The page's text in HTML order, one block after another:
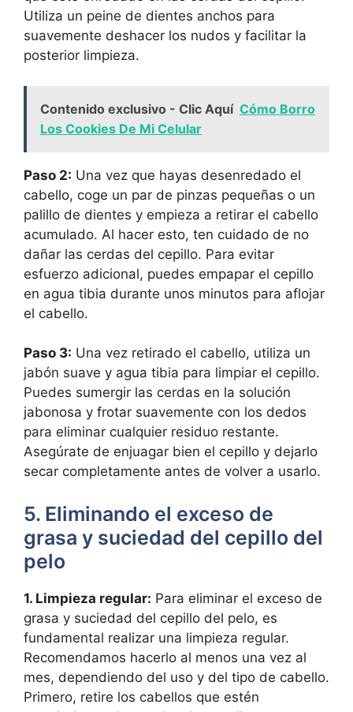
Utiliza un peine de dientes anchos para
suavemente deshacer los nudos y facilitar la
posterior limpieza.
Contenido exclusivo - Clic Aquí Cómo Borro
Los Cookies De Mi Celular
Paso 2: Una vez que hayas desenredado el
cabello, coge un par de pinzas pequeñas o un
palillo de dientes y empieza a retirar el cabello
acumulado. Al hacer esto, ten cuidado de no
dañar las cerdas del cepillo. Para evitar
esfuerzo adicional, puedes empapar el cepillo
en agua tibia durante unos minutos para aflojar
el cabello.
Paso 3: Una vez retirado el cabello, utiliza un
jabón suave y agua tibia para limpiar el cepillo.
Puedes sumergir las cerdas en la solución
jabonosa y frotar suavemente con los dedos
para eliminar cualquier residuo restante.
Asegúrate de enjuagar bien el cepillo y dejarlo
secar completamente antes de volver a usarlo.
5. Eliminando el exceso de
grasa y suciedad del cepillo del
pelo
1. Limpieza regular: Para eliminar el exceso de
grasa y suciedad del cepillo del pelo, es
fundamental realizar una limpieza regular.
Recomendamos hacerlo al menos una vez al
mes, dependiendo del uso y del tipo de cabello.
Primero, retire los cabellos que estén